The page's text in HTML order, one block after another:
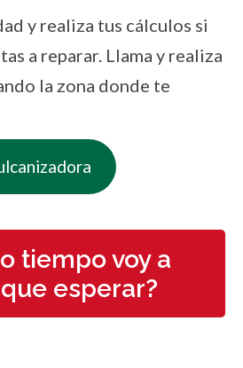
y realiza tus cálculos si
a reparar. Llama y realiza
la zona donde te
tiempo voy a
esperar?